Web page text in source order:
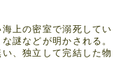
上の密室で溺死してい
謎などが明かされる。
、独立して完結した物